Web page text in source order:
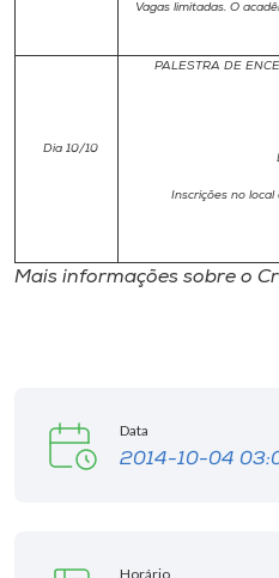
Vagas limitadas. O
Dia 10/10
PALESTRA DE
Inscrições no
Mais informações sobre o
Data
2014-10-04
Horário